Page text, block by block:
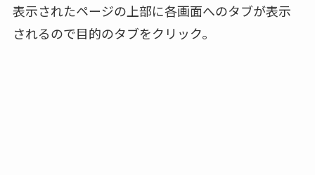
表示されたページの上部に各画面へのタブが表示
されるので目的のタブをクリック。